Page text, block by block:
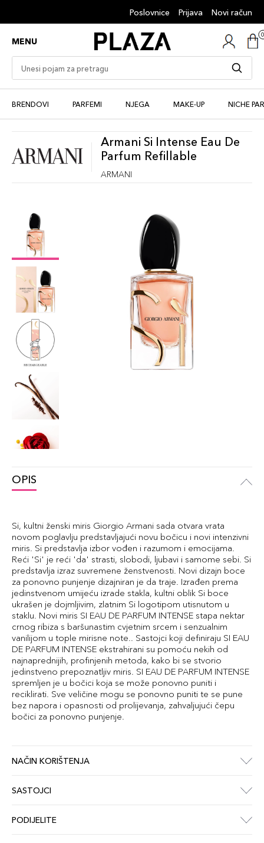
Poslovnice Prijava Novi račun
MENU
BRENDOVI PARFEMI NJEGA MAKE-UP NICHE
Armani Si Intense Eau De
Parfum Refillable
ARMANI
OPIS
Si, kultni ženski miris Giorgio Armani sada otvara vrata
novom poglavlju predstavljajući novu bočicu i novi intenzivni
miris. Si predstavlja izbor vođen i razumom i emocijama.
Reći 'Si' je reći 'da' strasti, slobodi, ljubavi i samome sebi. Si
predstavlja izraz suvremene ženstvenosti. Novi dizajn boce
za ponovno punjenje dizajniran je da traje. Izrađen prema
jedinstvenom umijeću izrade stakla, kultni oblik Si boce
ukrašen je dojmljivim, zlatnim Si logotipom utisnutom u
staklu. Novi miris SI EAU DE PARFUM INTENSE stapa nektar
crnog ribiza s baršunastim cvjetnim srcem i senzualnim
vanilijom u tople mirisne note.. Sastojci koji definiraju SI EAU
DE PARFUM INTENSE ekstrahirani su pomoću nekih od
najnaprednijih, profinjenih metoda, kako bi se stvorio
jedinstveno prepoznatljiv miris. SI EAU DE PARFUM INTENSE
spremljen je u bočici koja se može ponovno puniti i
reciklirati. Sve veličine mogu se ponovno puniti te se pune
bez napora i opasnosti od prolijevanja, zahvaljujući čepu
bočici za ponovno punjenje.
NAČIN KORIŠTENJA
SASTOJCI
PODIJELITE